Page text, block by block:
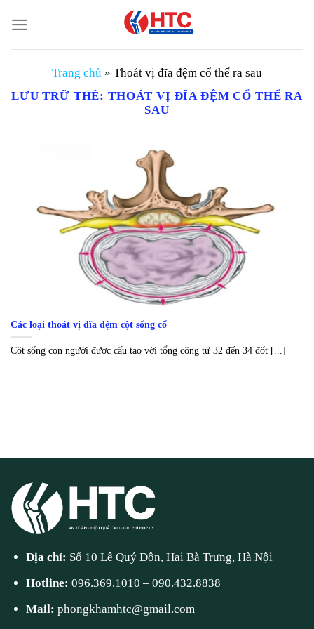
đến
nội
Trang chủ » Thoát vị đĩa đệm cổ thể ra sau
LƯU TRỮ THẺ: THOÁT VỊ ĐĨA ĐỆM CỔ THỂ RA
SAU
Các loại thoát vị đĩa đệm cột sống cổ
Cột sống con người được cấu tạo với tổng cộng từ 32 đến 34 đốt [...]
Địa chỉ: Số 10 Lê Quý Đôn, Hai Bà Trưng, Hà Nội
Hotline:096.369.1010 –090.432.8838
Mail:phongkhamhtc@gmail.com